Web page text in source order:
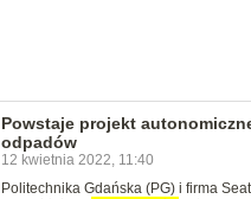
Powstaje projekt
odpadów
12 kwietnia 2022, 11:40
Politechnika Gdańska (PG) i firma